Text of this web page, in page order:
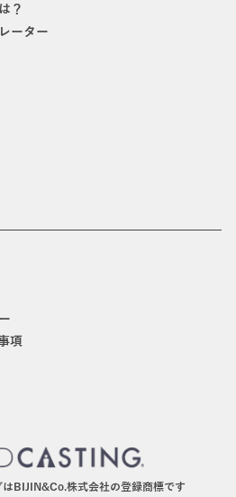
？
ーター
項
はBIJIN&Co.株式会社の登録商標です